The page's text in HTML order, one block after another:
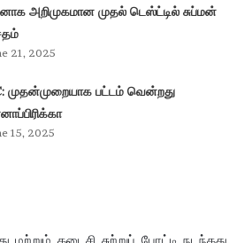
அறிமுகமான முதல் டெஸ்ட்டில் சுப்மன்
21, 2025
முதன்முறையாக பட்டம் வென்றது
15, 2025